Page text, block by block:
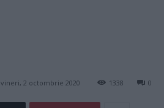
vineri, 2 octombrie 2020 0
1338